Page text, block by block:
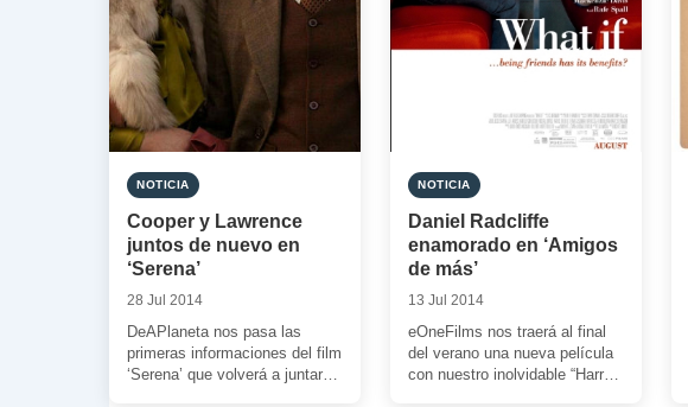
NOTICIA
Cooper y Lawrence
juntos de nuevo en
‘Serena’
28 Jul 2014
DeAPlaneta nos pasa las
primeras informaciones del film
‘Serena’ que volverá a juntar
NOTICIA
Daniel Radcliffe
enamorado en ‘Amigos
de más’
13 Jul 2014
eOneFilms nos traerá al final
del verano una nueva película
con nuestro inolvidable “Harry